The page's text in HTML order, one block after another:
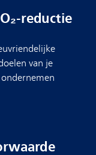
reductie
van je